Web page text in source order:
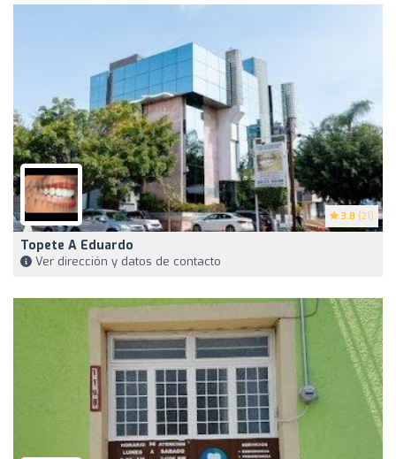
3.8 (21)
Topete A Eduardo
Ver dirección y datos de contacto